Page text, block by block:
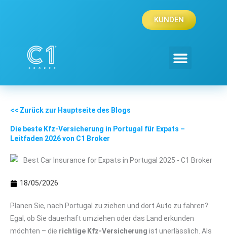
KUNDEN
<< Zurück zur Hauptseite des Blogs
Die beste Kfz-Versicherung in Portugal für Expats –
Leitfaden 2026 von C1 Broker
18/05/2026
Planen Sie, nach Portugal zu ziehen und dort Auto zu fahren?
Egal, ob Sie dauerhaft umziehen oder das Land erkunden
möchten – die richtige Kfz-Versicherung ist unerlässlich. Als